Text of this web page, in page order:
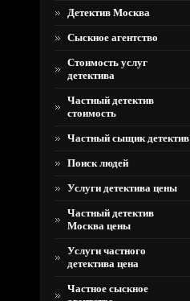
Детектив Москва
Сыскное агентство
Стоимость услуг
детектива
Частный детектив
стоимость
Частный сыщик детектив
Поиск людей
Услуги детектива цены
Частный детектив
Москва цены
Услуги частного
детектива цена
Частное сыскное